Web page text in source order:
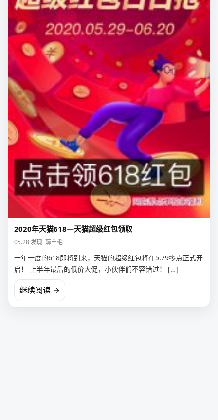
2020年天猫618—天猫超级红包领取
05.28·发现, 薅羊毛
一年一度的618即将到来，天猫的超级红包将在5.29零点正式开
启！ 上半年最后的低价大促，小伙伴们不容错过！ […]
继续阅读 →